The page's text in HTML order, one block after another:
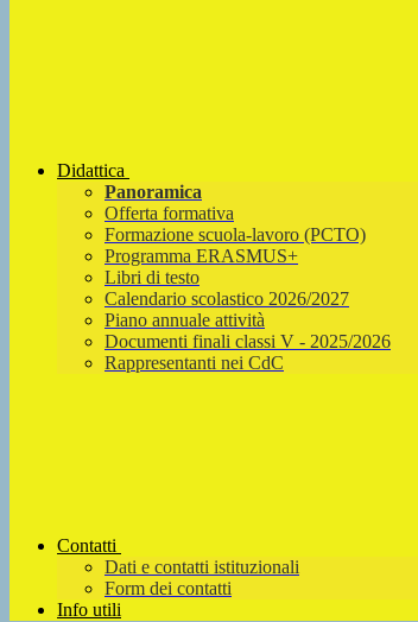
Didattica
Panoramica
Offerta formativa
Formazione scuola-lavoro (PCTO)
Programma ERASMUS+
Libri di testo
Calendario scolastico 2026/2027
Piano annuale attività
Documenti finali classi V - 2025/2026
Rappresentanti nei CdC
Contatti
Dati e contatti istituzionali
Form dei contatti
Info utili